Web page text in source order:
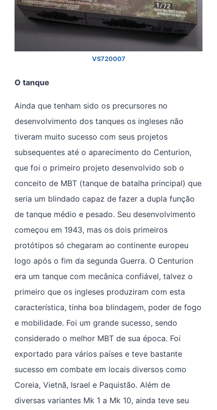
VS720007
O tanque
Ainda que tenham sido os precursores no
desenvolvimento dos tanques os ingleses não
tiveram muito sucesso com seus projetos
subsequentes até o aparecimento do Centurion,
que foi o primeiro projeto desenvolvido sob o
conceito de MBT (tanque de batalha principal) que
seria um blindado capaz de fazer a dupla função
de tanque médio e pesado. Seu desenvolvimento
começou em 1943, mas os dois primeiros
protótipos só chegaram ao continente europeu
logo após o fim da segunda Guerra. O Centurion
era um tanque com mecânica confiável, talvez o
primeiro que os ingleses produziram com esta
característica, tinha boa blindagem, poder de fogo
e mobilidade. Foi um grande sucesso, sendo
considerado o melhor MBT de sua época. Foi
exportado para vários países e teve bastante
sucesso em combate em locais diversos como
Coreia, Vietnã, Israel e Paquistão. Além de
diversas variantes Mk 1 a Mk 10, ainda teve seu